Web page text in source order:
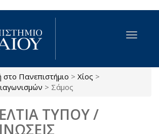
περιεχόμενο
Toggle
Πανεπιστήμιο > Χίος >
> Σάμος
ΤΥΠΟΥ /